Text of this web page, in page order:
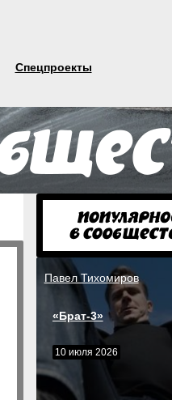
Спецпроекты
Павел Тихомиров
«Брат-3»
10 июля 2026